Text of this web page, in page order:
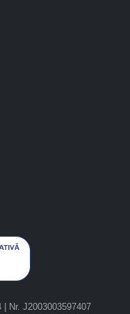
Nr. J2003003597407